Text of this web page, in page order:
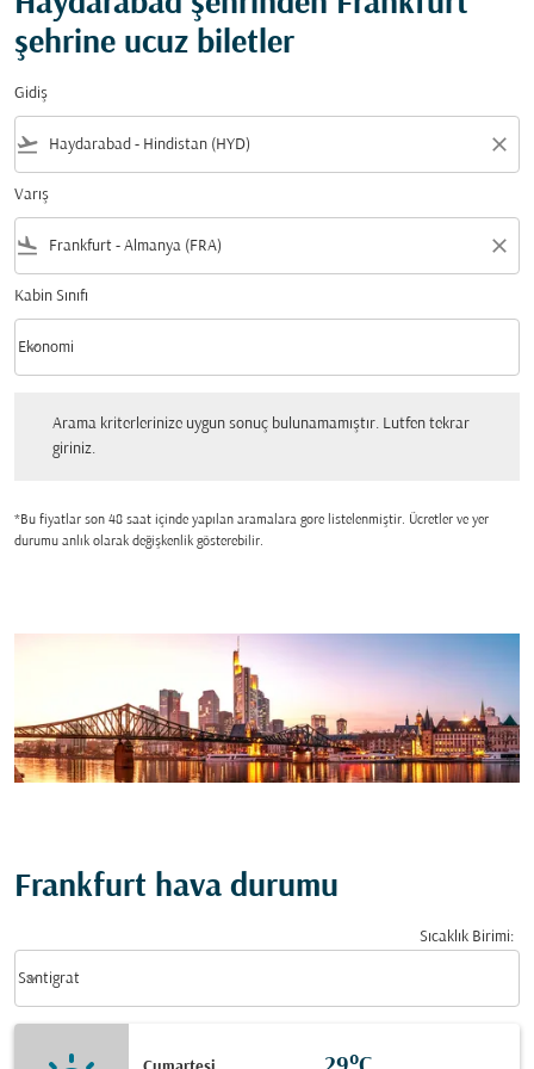
şehrine ucuz biletler
Gidiş
flight_takeoff close
Varış
flight_land close
Kabin Sınıfı
Kabin Sınıfı option Ekonomi Selected
Ekonomi
keyboard_arrow_down
Arama kriterlerinize uygun sonuç bulunamamıştır. Lutfen tekrar
giriniz.
*Bu fiyatlar son 48 saat içinde yapılan aramalara gore listelenmiştir. Ücretler ve yer
durumu anlık olarak değişkenlik gösterebilir.
Frankfurt hava durumu
Sıcaklık Birimi:
Santigrat
keyboard_arrow_down